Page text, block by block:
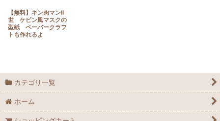
【無料】キン肉マンII
世 ケビン風マスクの
型紙 ペーパークラフ
トも作れるよ
カテゴリ一覧
ホーム